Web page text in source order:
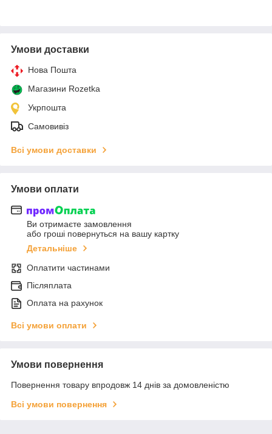
Умови доставки
Нова Пошта
Магазини Rozetka
Укрпошта
Самовивіз
Всі умови доставки
Умови оплати
Ви отримаєте замовлення
або гроші повернуться на вашу картку
Детальніше
Оплатити частинами
Післяплата
Оплата на рахунок
Всі умови оплати
Умови повернення
Повернення товару впродовж 14 днів за домовленістю
Всі умови повернення